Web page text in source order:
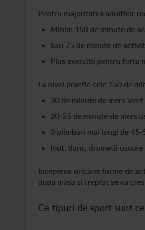
Pentru majoritatea adultilor
Minim 150 de minute de
Sau 75 de minute de
Plus exercitii pentru forta
La nivel practic cele 150 de
30 de minute de mers alert
20-25 de minute de mers
3 plimbari mai lungi de
Inot, dans, drumetii
Inceperea oricarei forme de
dupa masa si treptat se va
Ce tipuri de sport sunt